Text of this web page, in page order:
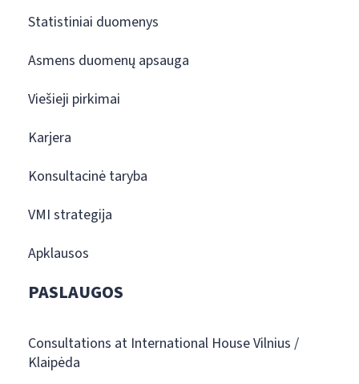
Statistiniai duomenys
Asmens duomenų apsauga
Viešieji pirkimai
Karjera
Konsultacinė taryba
VMI strategija
Apklausos
PASLAUGOS
Consultations at International House Vilnius /
Klaipėda